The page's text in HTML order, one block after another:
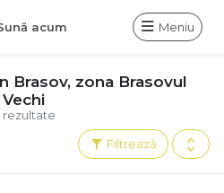
acum Meniu
rezultate
Brasov, zona Brasovul
Vechi
Filtrează